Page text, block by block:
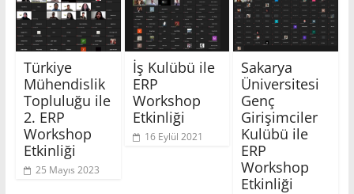
Türkiye
Mühendislik
Topluluğu ile
2. ERP
Workshop
Etkinliği
25 Mayıs 2023
İş Kulübü ile
ERP
Workshop
Etkinliği
16 Eylül 2021
Sakarya
Üniversitesi
Genç
Girişimciler
Kulübü ile
ERP
Workshop
Etkinliği